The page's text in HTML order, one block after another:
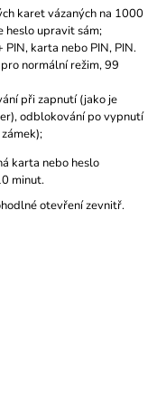
karet vázaných na 1000
heslo upravit sám;
PIN, karta nebo PIN, PIN.
normální režim, 99
při zapnutí (jako je
odblokování po vypnutí
karta nebo heslo
minut.
otevření zevnitř.